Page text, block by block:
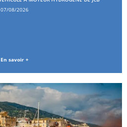
07/08/2026
En savoir +